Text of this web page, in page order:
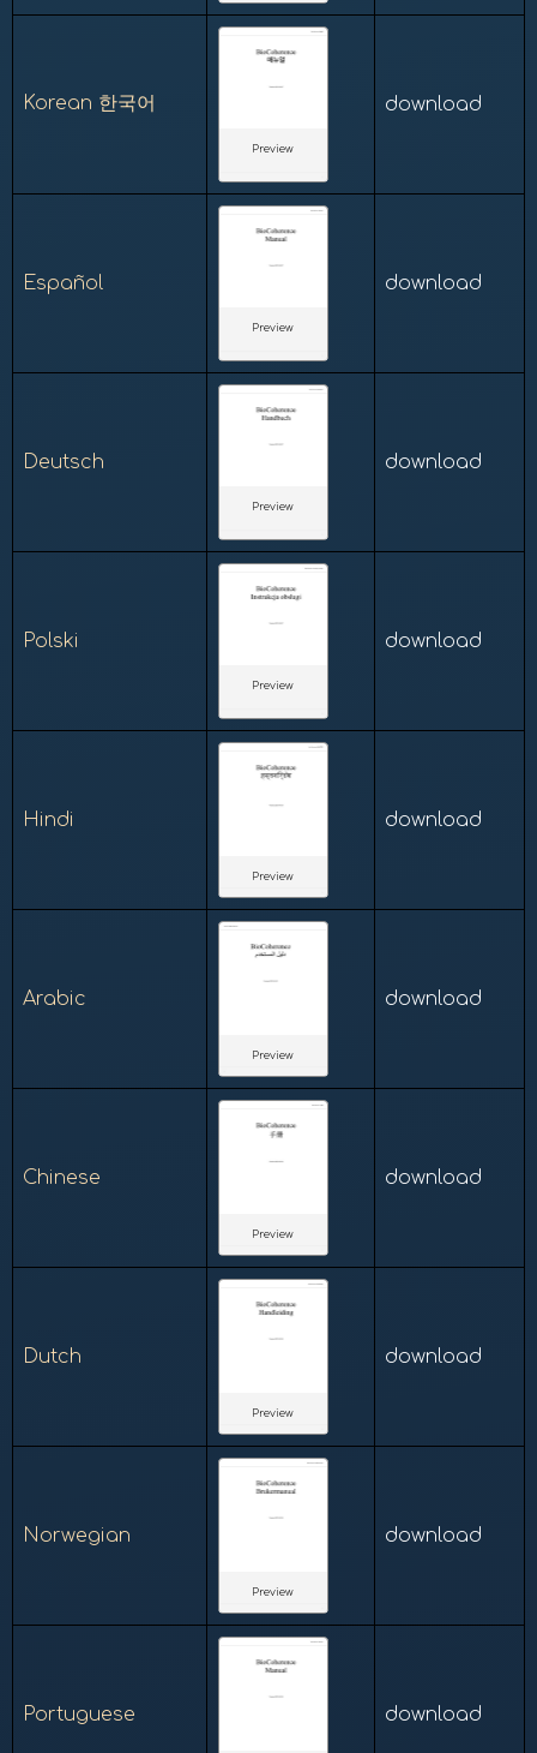
Korean 한국어
Preview
download
Español
Preview
download
Deutsch
Preview
download
Polski
Preview
download
Hindi
Preview
download
Arabic
Preview
download
Chinese
Preview
download
Dutch
Preview
download
Norwegian
Preview
download
Portuguese download